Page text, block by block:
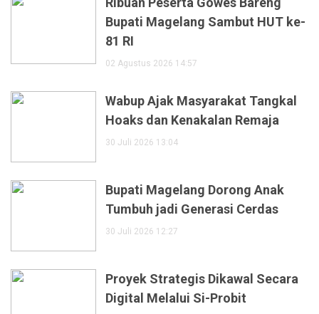
Bupati Magelang Sambut HUT ke-
81 RI
02 Agustus 2026 14:57
Wabup Ajak Masyarakat Tangkal
Hoaks dan Kenakalan Remaja
30 Juli 2026 13:04
Bupati Magelang Dorong Anak
Tumbuh jadi Generasi Cerdas
30 Juli 2026 12:27
Proyek Strategis Dikawal Secara
Digital Melalui Si-Probit